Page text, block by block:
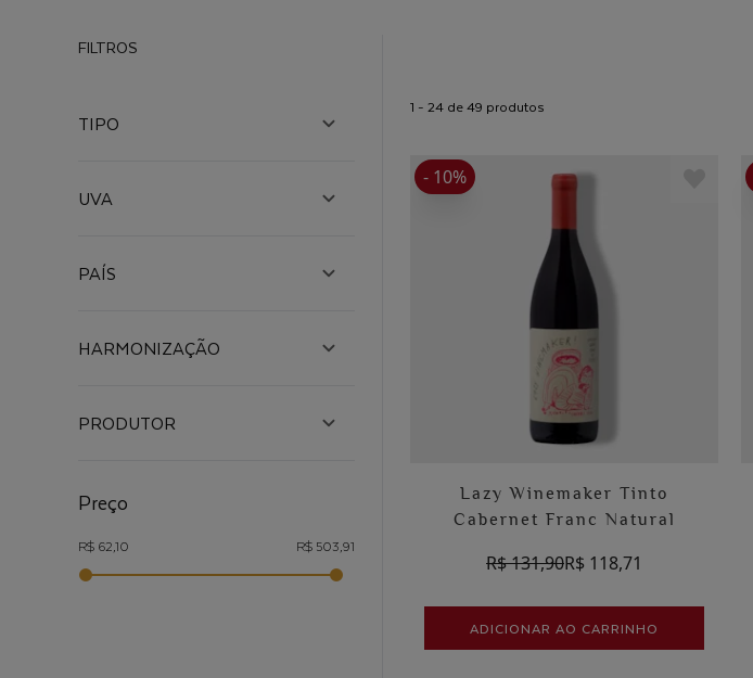
FILTROS
HARMONIZAÇÃO
PAÍS
TIPO
UVA
PRODUTOR
Preço
R$ 62,10 R$ 503,91
1 - 24 de 49 produtos
Lazy Winemaker Tinto
Cabernet Franc Natural
R$ 131,90R$ 118,71
- 10%
ADICIONAR AO CARRINHO